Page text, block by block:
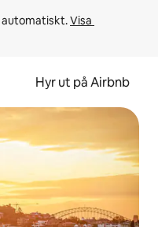
automatiskt. Visa
Hyr ut på Airbnb